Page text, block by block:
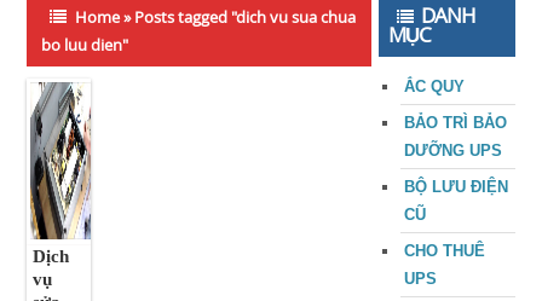
Home»Posts tagged "dich vu sua chua
bo luu dien"
Dịch
vụ
DANH
MỤC
ẮC QUY
BẢO TRÌ BẢO
DƯỠNG UPS
BỘ LƯU ĐIỆN
CŨ
CHO THUÊ
UPS